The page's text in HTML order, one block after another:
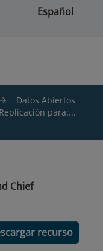
Español
Datos Abiertos
para:...
Chief
recurso